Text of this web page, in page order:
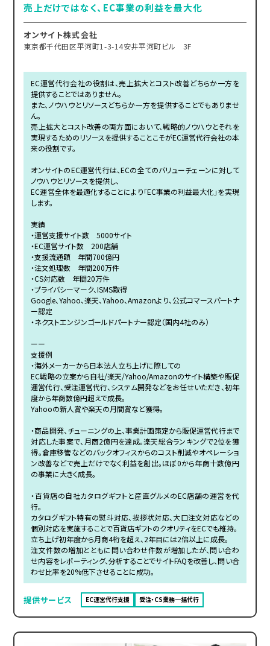
売上だけではなく、EC事業の利益を最大化
オンサイト株式会社
東京都千代田区平河町1-3-14安井平河町ビル 3F
EC運営代行会社の役割は、売上拡大とコスト改善どちらか一方を
提供することではありません。
また、ノウハウとリソースどちらか一方を提供することでもありませ
ん。
売上拡大とコスト改善の両方面において、戦略的ノウハウとそれを
実現するためのリソースを提供することこそがEC運営代行会社の本
来の役割です。
オンサイトのEC運営代行は、ECの全てのバリューチェーンに対して
ノウハウとリソースを提供し、
EC運営全体を最適化することにより「EC事業の利益最大化」を実現
します。
実績
・運営支援サイト数 5000サイト
・EC運営サイト数 200店舗
・支援流通額 年間700億円
・注文処理数 年間200万件
・CS対応数 年間20万件
・プライバシーマーク、ISMS取得
Google、Yahoo、楽天、Yahoo、Amazonより、公式コマースパートナ
ー認定
・ネクストエンジンゴールドパートナー認定（国内4社のみ）
ーー
支援例
・海外メーカーから日本法人立ち上げに際しての
EC戦略の立案から自社/楽天/Yahoo/Amazonのサイト構築や販促
運営代行、受注運営代行、システム開発などをお任せいただき、初年
度から年商数億円超えで成長。
Yahooの新人賞や楽天の月間賞など獲得。
・商品開発、チューニングの上、事業計画策定から販促運営代行まで
対応した事案で、月商2億円を達成。楽天総合ランキングで2位を獲
得。倉庫移管などのバックオフィスからのコスト削減やオペレーショ
ン改善などで売上だけでなく利益を創出。ほぼ0から年商十数億円
の事業に大きく成長。
・百貨店の自社カタログギフトと産直グルメのEC店舗の運営を代
行。
カタログギフト特有の熨斗対応、挨拶状対応、大口注文対応などの
個別対応を実施することで百貨店ギフトのクオリティをECでも維持。
立ち上げ初年度から月商4桁を超え、2年目には2倍以上に成長。
注文件数の増加とともに問い合わせ件数が増加したが、問い合わ
せ内容をレポーティング、分析することでサイトFAQを改善し、問い合
わせ比率を20%低下させることに成功。
提供サービス EC運営代行支援 受注・CS業務一括代行